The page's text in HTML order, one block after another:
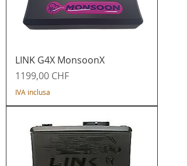
LINK G4X MonsoonX
Prezzo
1199,00 CHF
IVA inclusa